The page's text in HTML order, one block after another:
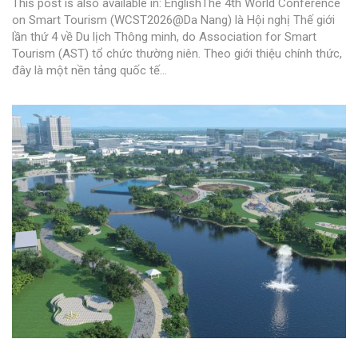
This post is also available in: EnglishThe 4th World Conference
on Smart Tourism (WCST2026@Da Nang) là Hội nghị Thế giới
lần thứ 4 về Du lịch Thông minh, do Association for Smart
Tourism (AST) tổ chức thường niên. Theo giới thiệu chính thức,
đây là một nền tảng quốc tế...